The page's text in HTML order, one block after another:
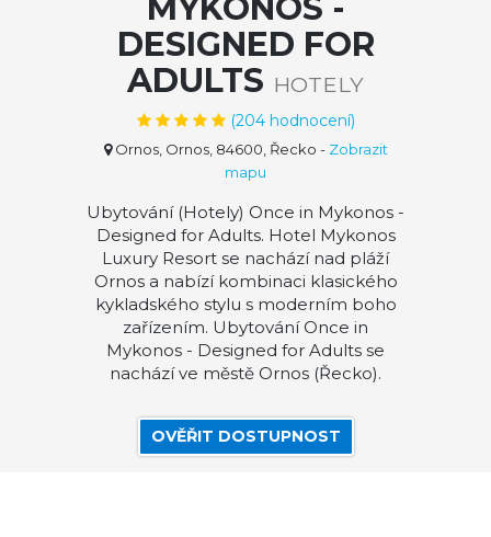
MYKONOS -
DESIGNED FOR
ADULTS HOTELY
(204hodnocení)
Ornos, Ornos, 84600, Řecko - Zobrazit
mapu
Ubytování (Hotely) Once in Mykonos -
Designed for Adults. Hotel Mykonos
Luxury Resort se nachází nad pláží
Ornos a nabízí kombinaci klasického
kykladského stylu s moderním boho
zařízením. Ubytování Once in
Mykonos - Designed for Adults se
nachází ve městě Ornos (Řecko).
OVĚŘIT DOSTUPNOST